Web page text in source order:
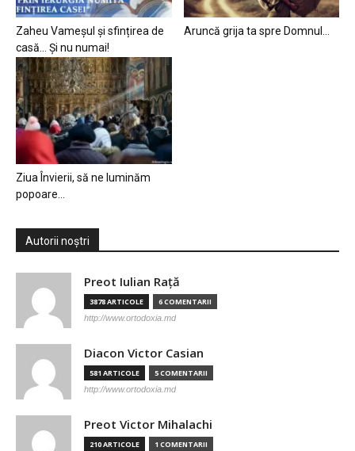
Zaheu Vameșul și sfințirea de
casă… Și nu numai!
Aruncă grija ta spre Domnul…
Ziua Învierii, să ne luminăm
popoare…
Autorii noștri
Preot Iulian Raţă
3878 ARTICOLE 6 COMENTARII
http://www.ortodoxia.md
Diacon Victor Casian
581 ARTICOLE 5 COMENTARII
http://www.ortodoxia.md
Preot Victor Mihalachi
210 ARTICOLE 1 COMENTARII